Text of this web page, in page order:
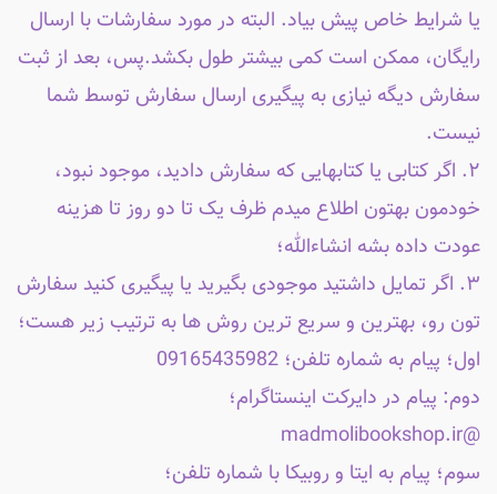
یا شرایط خاص پیش بیاد. البته در مورد سفارشات با ارسال
رایگان، ممکن است کمی بیشتر طول بکشد.پس، بعد از ثبت
سفارش دیگه نیازی به پیگیری ارسال سفارش توسط شما
نیست.
۲. اگر کتابی یا کتابهایی که سفارش دادید، موجود نبود،
خودمون بهتون اطلاع میدم ظرف یک تا دو روز تا هزینه
عودت داده بشه انشاءالله؛
۳. اگر تمایل داشتید موجودی بگیرید یا پیگیری کنید سفارش
تون رو، بهترین و سریع ترین روش ها به ترتیب زیر هست؛
اول؛ پیام به شماره تلفن؛ 09165435982
دوم: پیام در دایرکت اینستاگرام؛
@madmolibookshop.ir
سوم؛ پیام به ایتا و روبیکا با شماره تلفن؛